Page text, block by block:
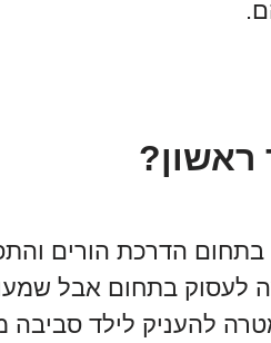
הדרכת הורים
בתחום אבל
להעניק לילד סביבה